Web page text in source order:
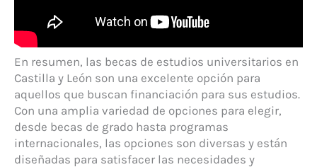
En resumen, las becas de estudios universitarios en
Castilla y León son una excelente opción para
aquellos que buscan financiación para sus estudios.
Con una amplia variedad de opciones para elegir,
desde becas de grado hasta programas
internacionales, las opciones son diversas y están
diseñadas para satisfacer las necesidades y